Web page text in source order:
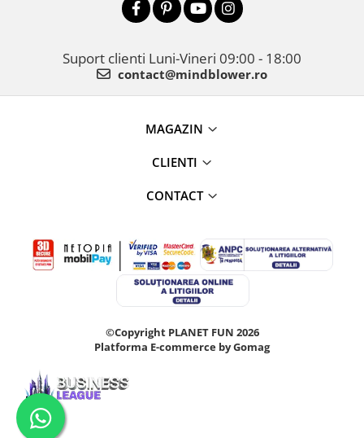
Suport clienti Luni-Vineri 09:00 - 18:00
contact@mindblower.ro
MAGAZIN
CLIENTI
CONTACT
©Copyright PLANET FUN 2026
Platforma E-commerce by Gomag